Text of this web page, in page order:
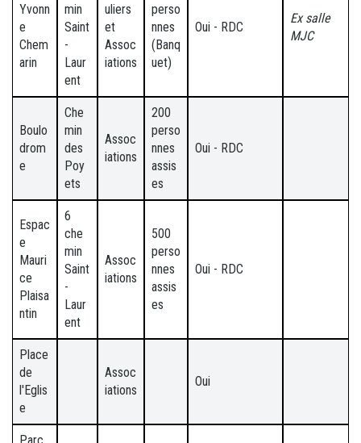
Yvonn
e
Chem
arin
min
Saint
-
Laur
ent
uliers
et
Assoc
iations
perso
nnes
(Banq
uet)
Oui - RDC
Ex salle
MJC
Boulo
drom
e
Che
min
des
Poy
ets
Assoc
iations
200
perso
nnes
assis
es
Oui - RDC
Espac
e
Mauri
ce
Plaisa
ntin
6
che
min
Saint
-
Laur
ent
Assoc
iations
500
perso
nnes
assis
es
Oui - RDC
Place
de
l'Eglis
e
Assoc
iations
Oui